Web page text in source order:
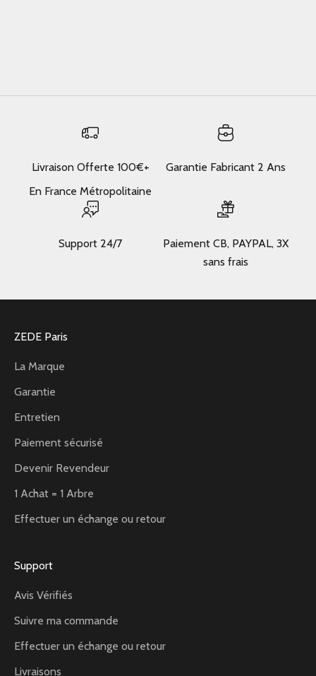
Livraison Offerte 100€+
En France Métropolitaine
Garantie Fabricant 2 Ans
Support 24/7
Paiement CB, PAYPAL, 3X
sans frais
ZEDE Paris
La Marque
Garantie
Entretien
Paiement sécurisé
Devenir Revendeur
1 Achat = 1 Arbre
Effectuer un échange ou retour
Support
Avis Vérifiés
Suivre ma commande
Effectuer un échange ou retour
Livraisons